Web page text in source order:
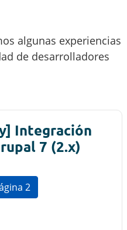
algunas experiencias
de desarrolladores
Integración
7 (2.x)
anterior
2